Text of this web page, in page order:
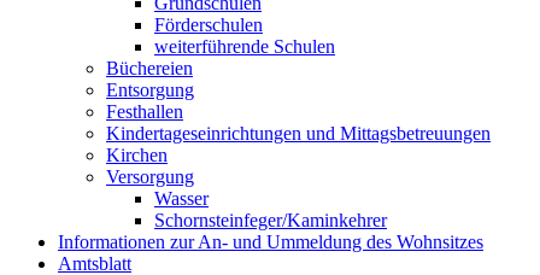
Förderschulen
weiterführende Schulen
Büchereien
Entsorgung
Festhallen
Kindertageseinrichtungen und Mittagsbetreuungen
Kirchen
Versorgung
Wasser
Schornsteinfeger/Kaminkehrer
Informationen zur An- und Ummeldung des Wohnsitzes
Amtsblatt